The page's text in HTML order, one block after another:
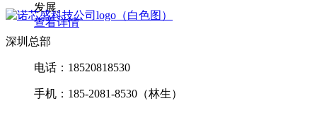
发展。
查看详情
深圳总部
电话：18520818530
手机：185-2081-8530（林生）